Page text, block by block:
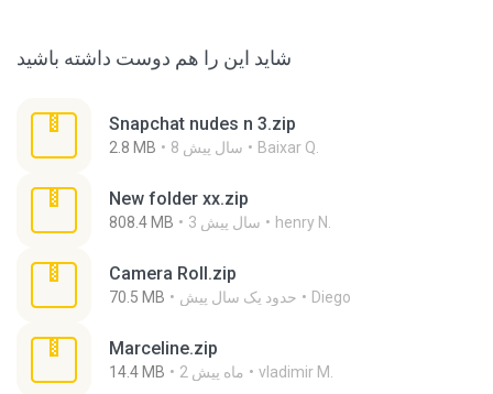
شاید این را هم دوست داشته باشید
Snapchat nudes n 3.zip
2.8 MB 8 سال پیش Baixar Q.
New folder xx.zip
808.4 MB 3 سال پیش henry N.
Camera Roll.zip
70.5 MB حدود یک سال پیش Diego
Marceline.zip
14.4 MB 2 ماه پیش vladimir M.